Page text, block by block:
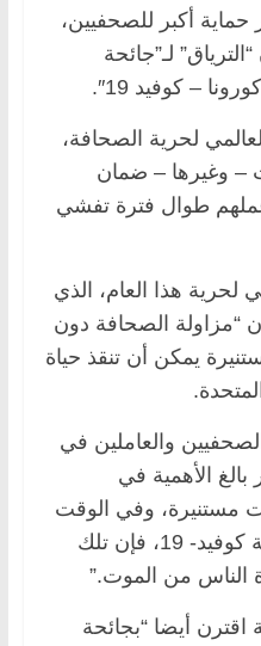
حماية أكبر للصحفيين،
لـ”جائحة
– كوفيد 19″.
لحرية الصحافة،
– وغيرها – ضمان
طوال فترة تفشي
لحرية هذا العام، الذي
مايو، بعنوان “مزاولة الصحافة دون
يمكن أن تنقذ حياة
والعاملين في
الأهمية في
مستنيرة، وفي الوقت
الذي يكافح فيه العالم جائحة كوفيد- 19، فإن تلك
الناس من الموت.”
أيضا “بجائحة